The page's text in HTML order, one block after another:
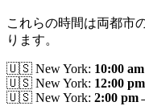
これらの時間は両都市
ります。
🇺🇸 New York: 10:00 am
🇺🇸 New York: 12:00 pm
🇺🇸 New York: 2:00 pm